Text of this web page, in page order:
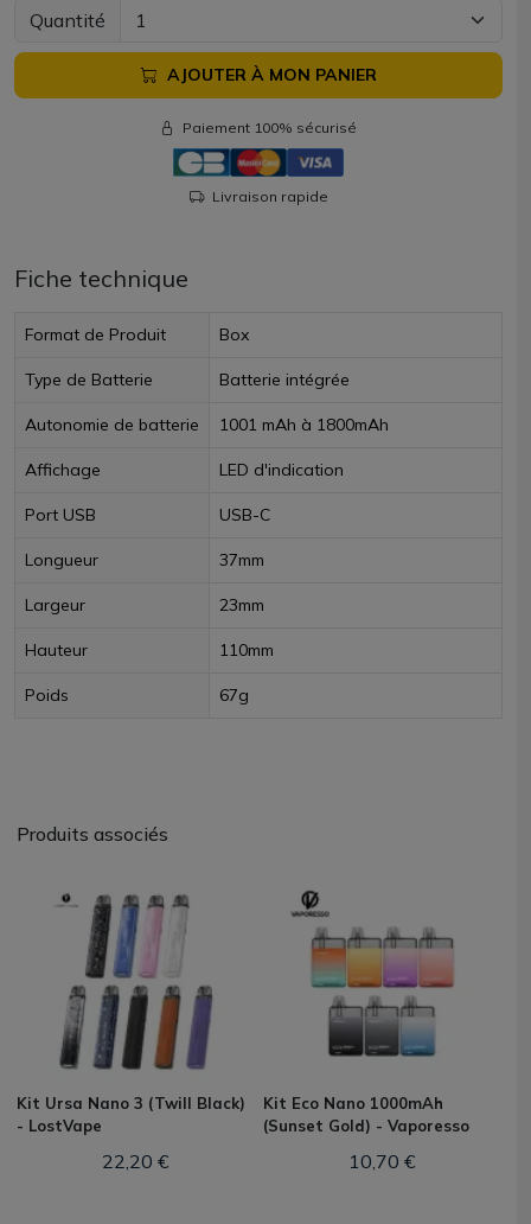
Quantité
AJOUTER À MON PANIER
Paiement 100% sécurisé
Livraison rapide
Fiche technique
Format de Produit Box
Type de Batterie Batterie intégrée
Autonomie de batterie 1001 mAh à 1800mAh
Affichage LED d'indication
Port USB USB-C
Longueur 37mm
Largeur 23mm
Hauteur 110mm
Poids 67g
Produits associés
Kit Ursa Nano 3 (Twill Black)
- LostVape
22,20 €
Kit Eco Nano 1000mAh
(Sunset Gold) - Vaporesso
10,70 €